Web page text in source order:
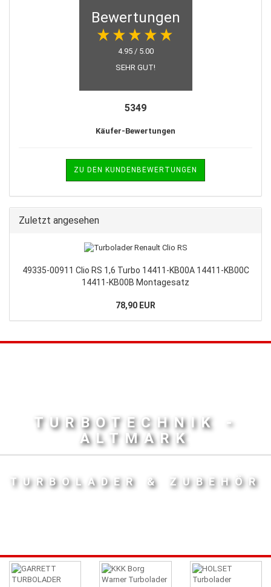
Bewertungen
4.95 / 5.00
SEHR GUT!
5349
Käufer-Bewertungen
ZU DEN KUNDENBEWERTUNGEN
Zuletzt angesehen
49335-00911 Clio RS 1,6 Turbo 14411-KB00A 14411-KB00C
14411-KB00B Montagesatz
78,90 EUR
TURBOTECHNIK -
ALTMARK
TURBOLADER & ZUBEHÖR